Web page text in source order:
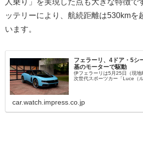
ッテリーにより、航続距離は530kmを
います。
フェラーリ、4ドア・5シ
基のモーターで駆動
伊フェラーリは5月25日（現
次世代スポーツカー「Luce（
car.watch.impress.co.jp